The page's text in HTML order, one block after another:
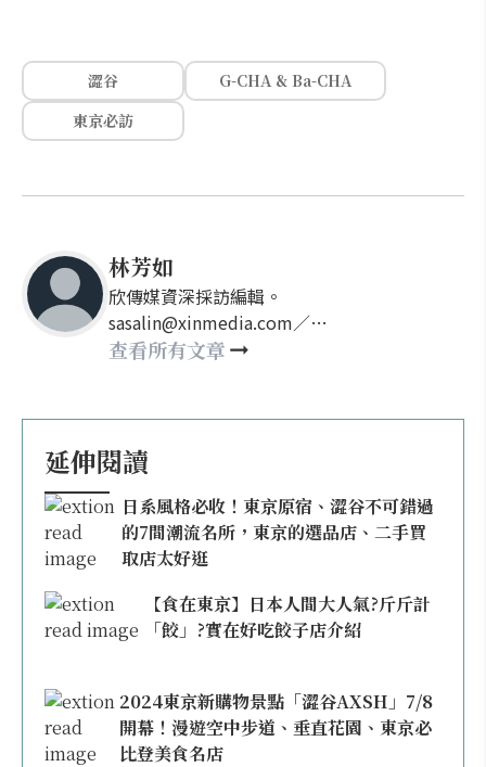
澀谷
G-CHA & Ba-CHA
東京必訪
林芳如
欣傳媒資深採訪編輯。
sasalin@xinmedia.com／
happy21917@gmail.com
查看所有文章
延伸閱讀
日系風格必收！東京原宿、澀谷不可錯過
的7間潮流名所，東京的選品店、二手買
取店太好逛
【食在東京】日本人間大人氣?斤斤計
「餃」?實在好吃餃子店介紹
2024東京新購物景點「澀谷AXSH」7/8
開幕！漫遊空中步道、垂直花園、東京必
比登美食名店